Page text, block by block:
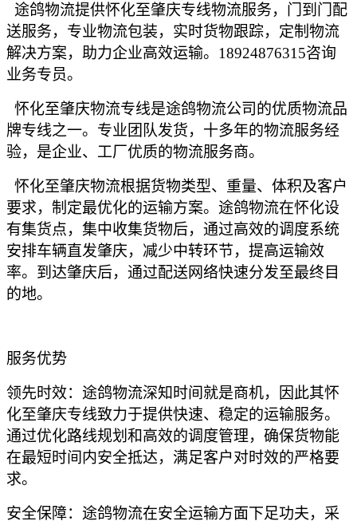
途鸽物流提供怀化至肇庆专线物流服务，门到门配
送服务，专业物流包装，实时货物跟踪，定制物流
解决方案，助力企业高效运输。 18924876315咨询
业务专员。
怀化至肇庆物流专线是途鸽物流公司的优质物流品
牌专线之一。专业团队发货，十多年的物流服务经
验，是企业、工厂优质的物流服务商。
怀化至肇庆物流根据货物类型、重量、体积及客户
要求，制定最优化的运输方案。途鸽物流在怀化设
有集货点，集中收集货物后，通过高效的调度系统
安排车辆直发肇庆，减少中转环节，提高运输效
率。到达肇庆后，通过配送网络快速分发至最终目
的地。
服务优势
领先时效：途鸽物流深知时间就是商机，因此其怀
化至肇庆专线致力于提供快速、稳定的运输服务。
通过优化路线规划和高效的调度管理，确保货物能
在最短时间内安全抵达，满足客户对时效的严格要
求。
安全保障：途鸽物流在安全运输方面下足功夫，采